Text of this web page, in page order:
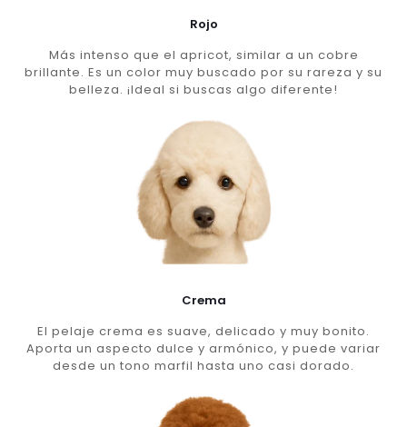
Rojo
Más intenso que el apricot, similar a un cobre
brillante. Es un color muy buscado por su rareza y su
belleza. ¡Ideal si buscas algo diferente!
Crema
El pelaje crema es suave, delicado y muy bonito.
Aporta un aspecto dulce y armónico, y puede variar
desde un tono marfil hasta uno casi dorado.